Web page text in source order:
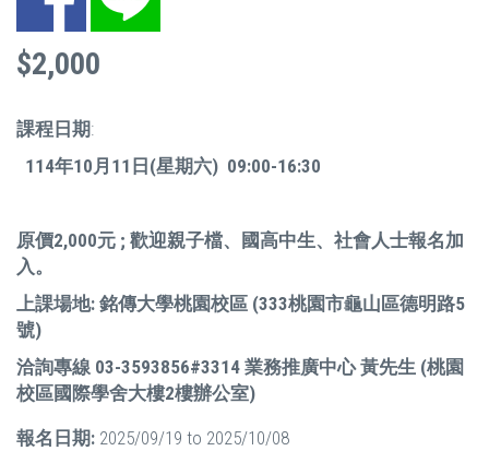
$2,000
課程日期:
114年10月11日(星期六) 09:00-16:30
原價2,000元 ; 歡迎親子檔、國高中生、社會人士報名加
入。
上課場地: 銘傳大學桃園校區 (333桃園市龜山區德明路5
號)
洽詢專線 03-3593856#3314 業務推廣中心 黃先生 (桃園
校區國際學舍大樓2樓辦公室)
報名日期: 2025/09/19 to 2025/10/08